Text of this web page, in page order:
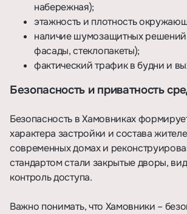
набережная);
этажность и плотность
наличие шумозащитных
фасады, стеклопакеты);
фактический трафик в будни и
Безопасность и приватность
Безопасность в Хамовниках
характера застройки и состава
современных домах и
стандартом стали закрытые дворы,
контроль доступа.
Важно понимать, что Хамовники –